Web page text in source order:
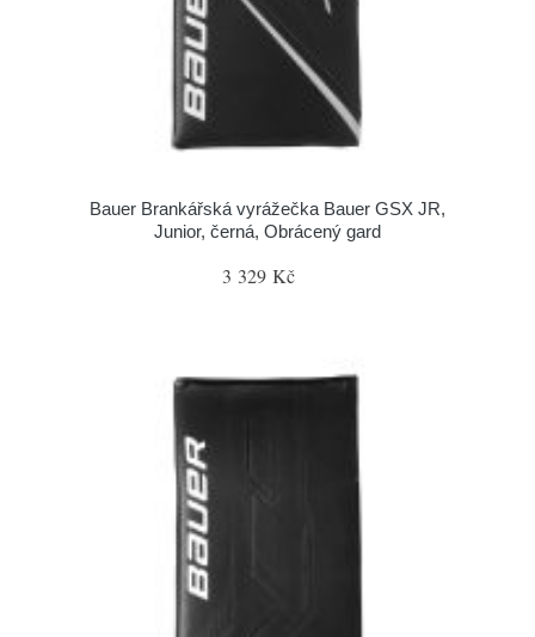
Bauer Brankářská vyrážečka Bauer GSX JR,
Junior, černá, Obrácený gard
3 329 Kč